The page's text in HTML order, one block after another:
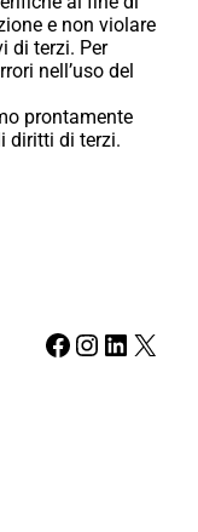
e non violare
di terzi. Per
nell’uso del
prontamente
diritti di terzi.
Facebook Instagram LinkedIn X